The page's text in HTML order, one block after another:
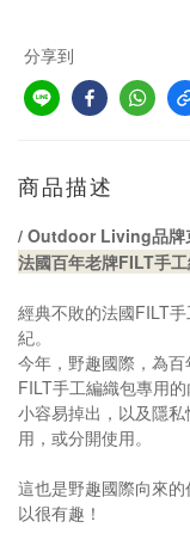
分享到
商品描述
/ Outdoor Living品牌
法國百年老牌FILT手
經典不敗的法國FILT
紀。
今年，野趣國際，為百
FILT手工編織包專用
小容易掉出，以及隱
用，或分開使用。
這也是野趣國際向來
以很有趣！